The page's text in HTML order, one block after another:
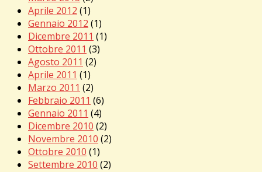
Aprile 2012 (1)
Gennaio 2012 (1)
Dicembre 2011 (1)
Ottobre 2011 (3)
Agosto 2011 (2)
Aprile 2011 (1)
Marzo 2011 (2)
Febbraio 2011 (6)
Gennaio 2011 (4)
Dicembre 2010 (2)
Novembre 2010 (2)
Ottobre 2010 (1)
Settembre 2010 (2)